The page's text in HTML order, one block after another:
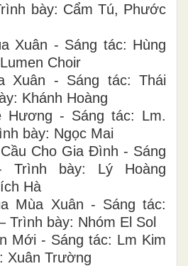
bày: Cẩm Tú, Phước
Xuân - Sáng tác: Hùng
Choir
Xuân - Sáng tác: Thái
Khánh Hoàng
Hương - Sáng tác: Lm.
bày: Ngọc Mai
Cho Gia Đình - Sáng
Trình bày: Lý Hoàng
Hà
Mùa Xuân - Sáng tác:
Trình bày: Nhóm El Sol
Mới - Sáng tác: Lm Kim
Xuân Trường